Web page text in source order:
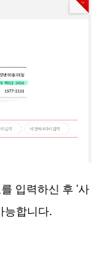
입력하신 후 '사
능합니다.